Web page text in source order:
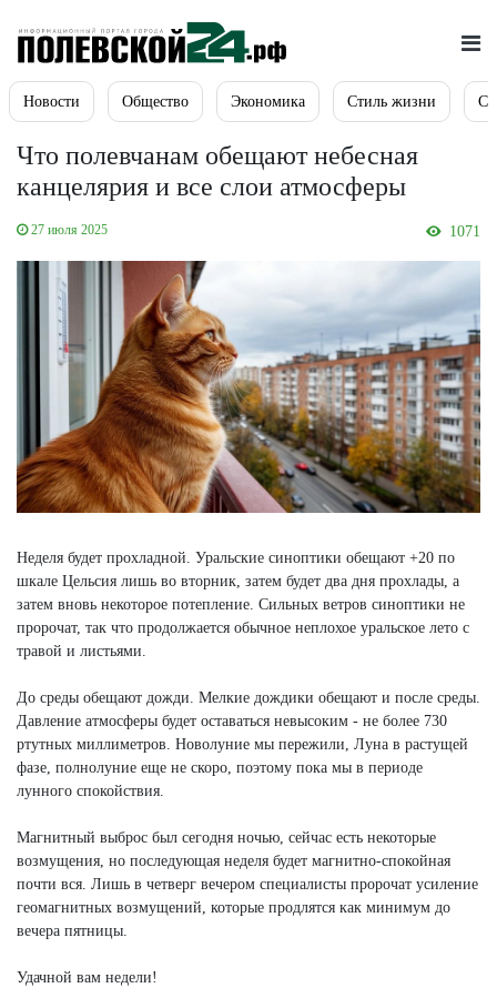
Новости Общество Экономика Стиль жизни
Что полевчанам обещают небесная
канцелярия и все слои атмосферы
27 июля 2025 1071
Неделя будет прохладной. Уральские синоптики обещают +20 по
шкале Цельсия лишь во вторник, затем будет два дня прохлады, а
затем вновь некоторое потепление. Сильных ветров синоптики не
пророчат, так что продолжается обычное неплохое уральское лето с
травой и листьями.
До среды обещают дожди. Мелкие дождики обещают и после среды.
Давление атмосферы будет оставаться невысоким - не более 730
ртутных миллиметров. Новолуние мы пережили, Луна в растущей
фазе, полнолуние еще не скоро, поэтому пока мы в периоде
лунного спокойствия.
Магнитный выброс был сегодня ночью, сейчас есть некоторые
возмущения, но последующая неделя будет магнитно-спокойная
почти вся. Лишь в четверг вечером специалисты пророчат усиление
геомагнитных возмущений, которые продлятся как минимум до
вечера пятницы.
Удачной вам недели!